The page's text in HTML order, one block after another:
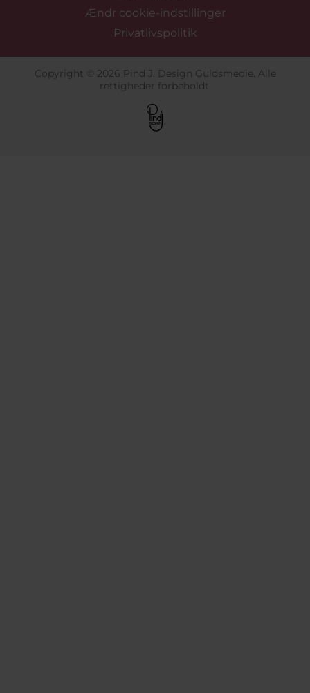
Ændr cookie-indstillinger
Privatlivspolitik
Copyright © 2026 Pind J. Design Guldsmedie. Alle
rettigheder forbeholdt.